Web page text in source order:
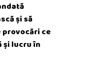
și să
provocări ce
și lucru în